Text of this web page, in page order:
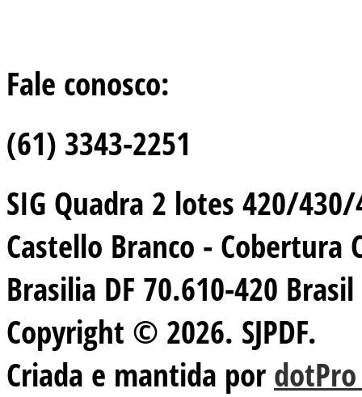
Fale conosco:
(61) 3343-2251
SIG Quadra 2 lotes 420/
Castello Branco - Cobertura
Brasilia DF 70.610-420 Brasil
Copyright © 2026. SJPDF.
Criada e mantida por